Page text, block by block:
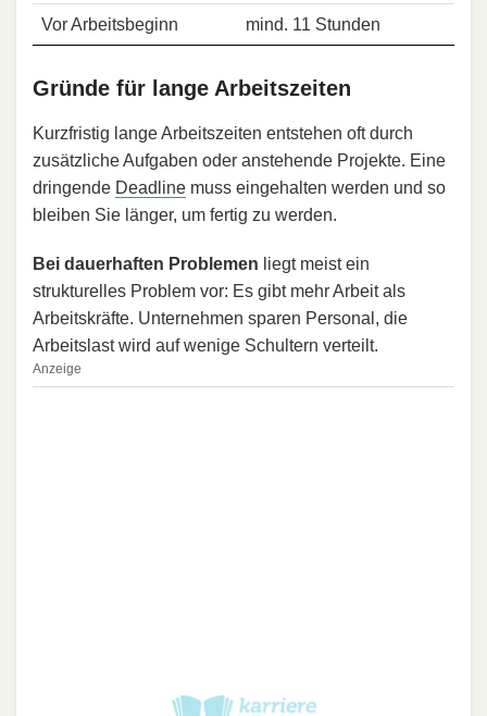
Vor Arbeitsbeginn mind. 11 Stunden
Gründe für lange Arbeitszeiten
Kurzfristig lange Arbeitszeiten entstehen oft durch
zusätzliche Aufgaben oder anstehende Projekte. Eine
dringende Deadline muss eingehalten werden und so
bleiben Sie länger, um fertig zu werden.
Bei dauerhaften Problemen liegt meist ein
strukturelles Problem vor: Es gibt mehr Arbeit als
Arbeitskräfte. Unternehmen sparen Personal, die
Arbeitslast wird auf wenige Schultern verteilt.
Anzeige